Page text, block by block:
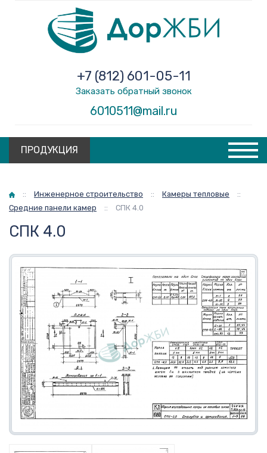
6010511@mail.ru
+7 (812) 601-05-11
Заказать обратный звонок
ПРОДУКЦИЯ
Главная
:: Инженерное строительство :: Камеры тепловые
::
Средние панели камер
:: СПК 4.0
СПК 4.0